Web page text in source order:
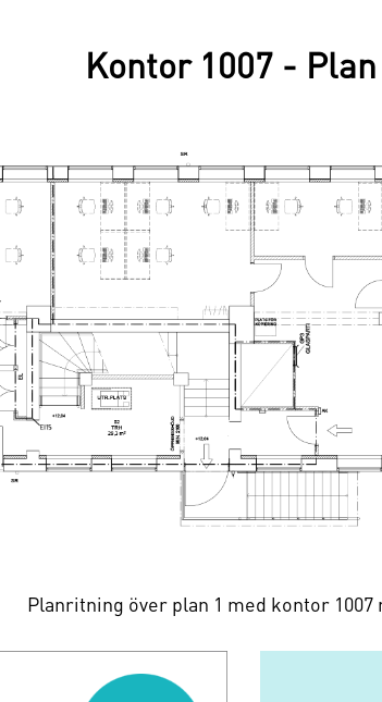
Kontor 1007 - Plan
Planritning över plan 1 med kontor
in
Glömt lösenordet ?